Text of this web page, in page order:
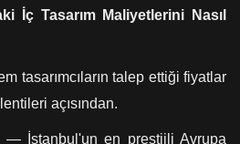
İç Tasarım Maliyetlerini Nasıl
tasarımcıların talep ettiği fiyatlar
açısından.
— İstanbul'un en prestijli Avrupa